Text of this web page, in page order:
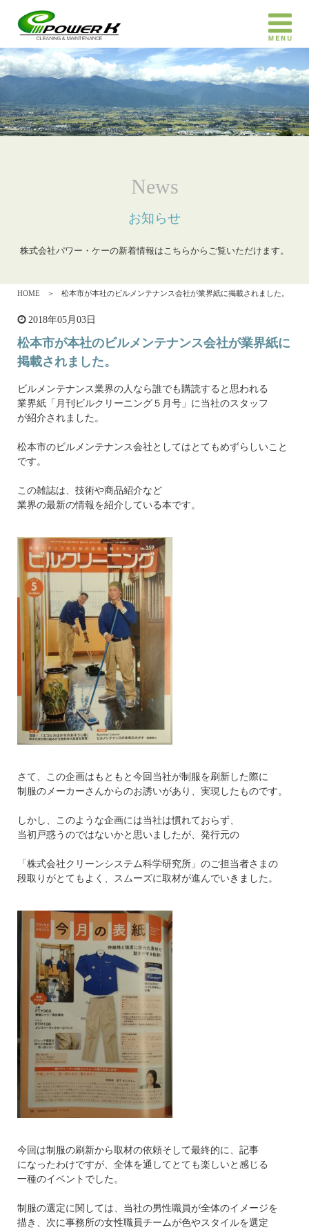
News
お知らせ
株式会社パワー・ケーの新着情報はこちらからご覧いただけます。
HOME ＞ 松本市が本社のビルメンテナンス会社が業界紙に掲載されました。
2018年05月03日
松本市が本社のビルメンテナンス会社が業界紙に
掲載されました。
ビルメンテナンス業界の人なら誰でも購読すると思われる
業界紙「月刊ビルクリーニング５月号」に当社のスタッフ
が紹介されました。
松本市のビルメンテナンス会社としてはとてもめずらしいこと
です。
この雑誌は、技術や商品紹介など
業界の最新の情報を紹介している本です。
さて、この企画はもともと今回当社が制服を刷新した際に
制服のメーカーさんからのお誘いがあり、実現したものです。
しかし、このような企画には当社は慣れておらず、
当初戸惑うのではないかと思いましたが、発行元の
「株式会社クリーンシステム科学研究所」のご担当者さまの
段取りがとてもよく、スムーズに取材が進んでいきました。
今回は制服の刷新から取材の依頼そして最終的に、記事
になったわけですが、全体を通してとても楽しいと感じる
一種のイベントでした。
制服の選定に関しては、当社の男性職員が全体のイメージを
描き、次に事務所の女性職員チームが色やスタイルを選定